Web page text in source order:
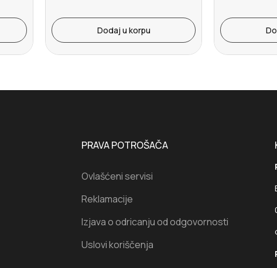
Dodaj u korpu
PRAVA POTROŠAČA
Ovlašćeni servisi
Reklamacije
Izjava o odricanju od odgovornosti
Uslovi koriščenja